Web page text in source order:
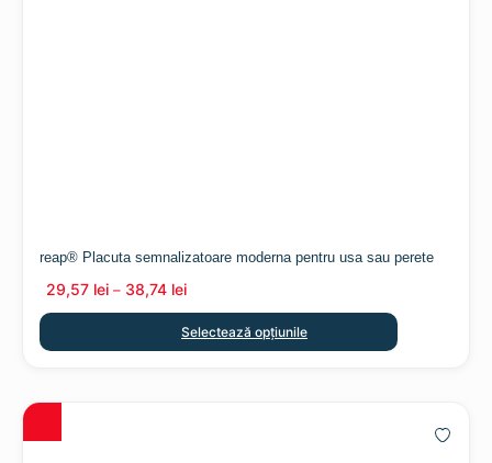
reap® Placuta semnalizatoare moderna pentru usa sau perete
29,57 lei – 38,74 lei
Selectează opțiunile